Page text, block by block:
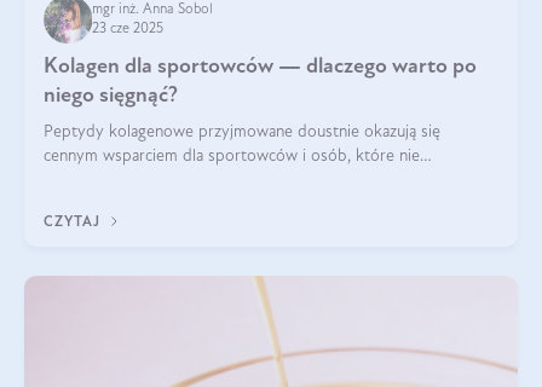
mgr inż. Anna Sobol
23 cze 2025
Kolagen dla sportowców — dlaczego warto po
niego sięgnąć?
Peptydy kolagenowe przyjmowane doustnie okazują się
cennym wsparciem dla sportowców i osób, które nie
CZYTAJ